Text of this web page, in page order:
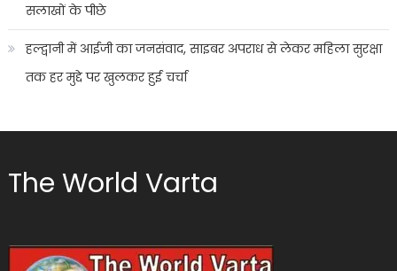
सलाखों के पीछे
हल्द्वानी में आईजी का जनसंवाद, साइबर अपराध से लेकर महिला सुरक्षा
तक हर मुद्दे पर खुलकर हुई चर्चा
The World Varta